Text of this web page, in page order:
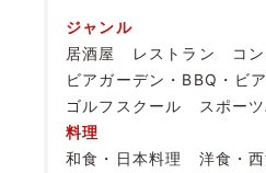
ジャンル
居酒屋
レストラン コ
ビアガーデン・BBQ・ビ
ゴルフスクール
スポー
料理
和食・日本料理
洋食・